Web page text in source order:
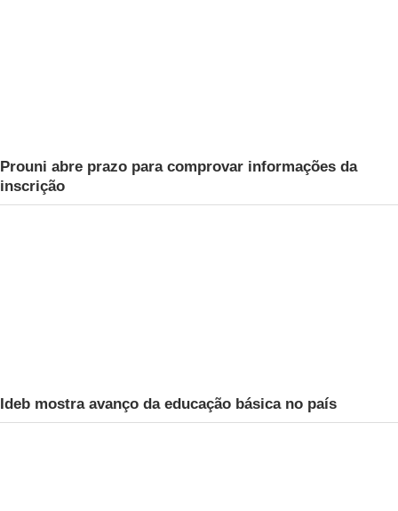
Prouni abre prazo para comprovar informações da
inscrição
Ideb mostra avanço da educação básica no país